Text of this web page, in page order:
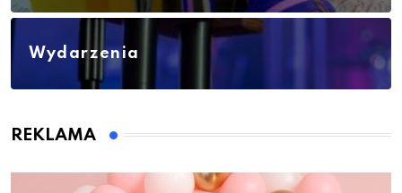
Wydarzenia
REKLAMA